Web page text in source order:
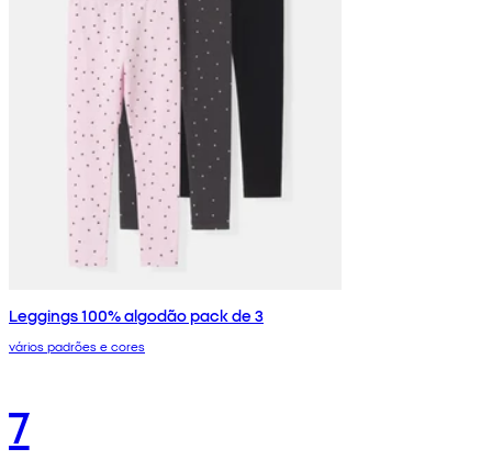
Leggings 100% algodão pack de 3
vários padrões e cores
7